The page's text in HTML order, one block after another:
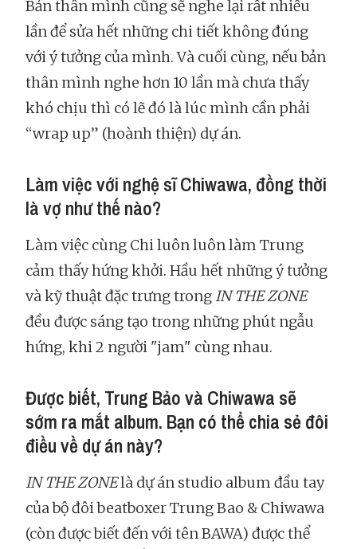
Bản thân mình cũng sẽ nghe lại rất nhiều
lần để sửa hết những chi tiết không đúng
với ý tưởng của mình. Và cuối cùng, nếu bản
thân mình nghe hơn 10 lần mà chưa thấy
khó chịu thì có lẽ đó là lúc mình cần phải
“wrap up” (hoành thiện) dự án.
Làm việc với nghệ sĩ Chiwawa, đồng thời
là vợ như thế nào?
Làm việc cùng Chi luôn luôn làm Trung
cảm thấy hứng khởi. Hầu hết những ý tưởng
và kỹ thuật đặc trưng trongIN THE ZONE
đều được sáng tạo trong những phút ngẫu
hứng, khi 2 người "jam" cùng nhau.
Được biết, Trung Bảo và Chiwawa sẽ
sớm ra mắt album. Bạn có thể chia sẻ đôi
điều về dự án này?
IN THE ZONElà dự án studio album đầu tay
của bộ đôi beatboxer Trung Bao & Chiwawa
(còn được biết đến với tên BAWA) được thể